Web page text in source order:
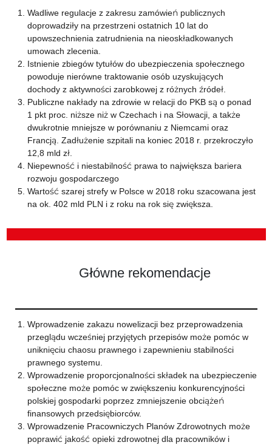
Wadliwe regulacje z zakresu zamówień publicznych
doprowadziły na przestrzeni ostatnich 10 lat do
upowszechnienia zatrudnienia na nieoskładkowanych
umowach zlecenia.
Istnienie zbiegów tytułów do ubezpieczenia społecznego
powoduje nierówne traktowanie osób uzyskujących
dochody z aktywności zarobkowej z różnych źródeł.
Publiczne nakłady na zdrowie w relacji do PKB są o ponad
1 pkt proc. niższe niż w Czechach i na Słowacji, a także
dwukrotnie mniejsze w porównaniu z Niemcami oraz
Francją. Zadłużenie szpitali na koniec 2018 r. przekroczyło
12,8 mld zł.
Niepewność i niestabilność prawa to największa bariera
rozwoju gospodarczego
Wartość szarej strefy w Polsce w 2018 roku szacowana jest
na ok. 402 mld PLN i z roku na rok się zwiększa.
Główne rekomendacje
Wprowadzenie zakazu nowelizacji bez przeprowadzenia
przeglądu wcześniej przyjętych przepisów może pomóc w
uniknięciu chaosu prawnego i zapewnieniu stabilności
prawnego systemu.
Wprowadzenie proporcjonalności składek na ubezpieczenie
społeczne może pomóc w zwiększeniu konkurencyjności
polskiej gospodarki poprzez zmniejszenie obciążeń
finansowych przedsiębiorców.
Wprowadzenie Pracowniczych Planów Zdrowotnych może
poprawić jakość opieki zdrowotnej dla pracowników i